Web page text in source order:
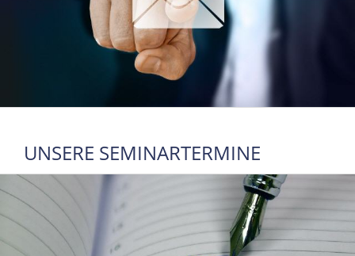
UNSERE SEMINARTERMINE